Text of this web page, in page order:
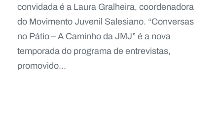
convidada é a Laura Gralheira, coordenadora
do Movimento Juvenil Salesiano. “Conversas
no Pátio – A Caminho da JMJ” é a nova
temporada do programa de entrevistas,
promovido...